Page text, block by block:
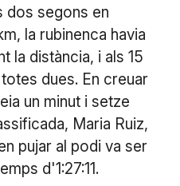
dos segons en
la rubinenca havia
la distància, i als 15
dues. En creuar
un minut i setze
Maria Ruiz,
pujar al podi va ser
d'1:27:11.